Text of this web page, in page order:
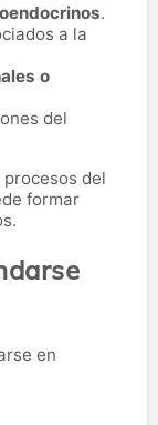
.
a la
o
del
del
formar
en